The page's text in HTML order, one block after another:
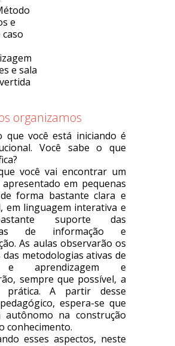
e
e sala
organizamos
que você está iniciando é
Você sabe o que
você vai encontrar um
em pequenas
forma bastante clara e
em linguagem interativa e
suporte das
de informação e
As aulas observarão os
metodologias ativas de
e aprendizagem e
sempre que possível, a
A partir desse
espera-se que
autônomo na construção
conhecimento.
esses aspectos, neste